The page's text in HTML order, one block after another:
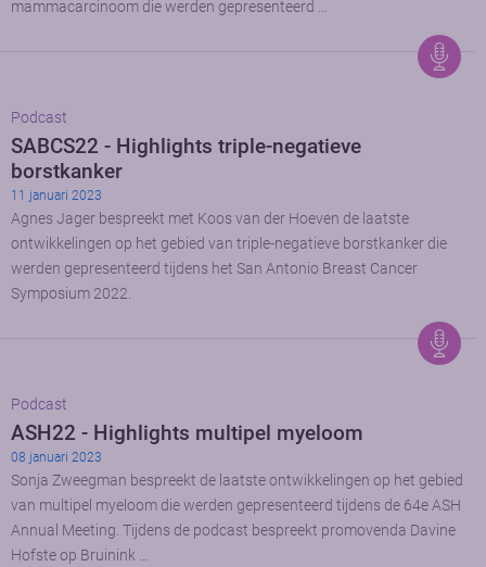
mammacarcinoom die werden gepresenteerd …
Podcast
SABCS22 - Highlights triple-negatieve
borstkanker
11 januari 2023
Agnes Jager bespreekt met Koos van der Hoeven de laatste
ontwikkelingen op het gebied van triple-negatieve borstkanker die
werden gepresenteerd tijdens het San Antonio Breast Cancer
Symposium 2022.
Podcast
ASH22 - Highlights multipel myeloom
08 januari 2023
Sonja Zweegman bespreekt de laatste ontwikkelingen op het gebied
van multipel myeloom die werden gepresenteerd tijdens de 64e ASH
Annual Meeting. Tijdens de podcast bespreekt promovenda Davine
Hofste op Bruinink …